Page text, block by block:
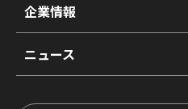
企業情報
ニュース